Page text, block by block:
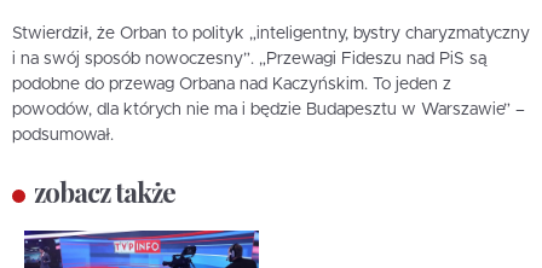
Stwierdził, że Orban to polityk „inteligentny, bystry charyzmatyczny
i na swój sposób nowoczesny”. „Przewagi Fideszu nad PiS są
podobne do przewag Orbana nad Kaczyńskim. To jeden z
powodów, dla których nie ma i będzie Budapesztu w Warszawie” –
podsumował.
zobacz także